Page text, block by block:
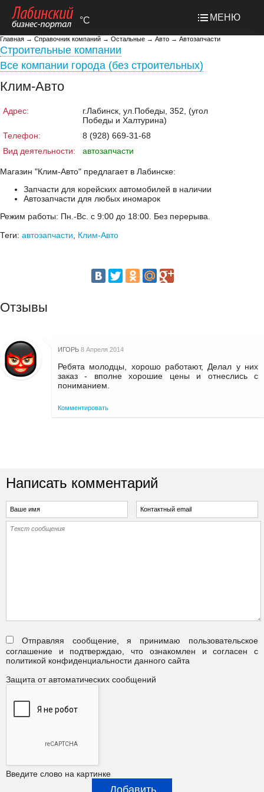
°C МЕНЮ
Главная → Справочник компаний → Остальные → Авто → Автозапчасти
Строительные компании
Все компании города (без строительных)
Клим-Авто
Адрес:
г.Лабинск, ул.Победы, 352, (угол
Победы и Халтурина)
Телефон:
8 (928) 669-31-68
Вид деятельности:
автозапчасти
Магазин "Клим-Авто" предлагает в Лабинске:
Запчасти для корейских автомобилей в наличии
Автозапчасти для любых иномарок
Режим работы: Пн.-Вс. с 9:00 до 18:00. Без перерыва.
Теги: автозапчасти Клим-Авто
Отзывы
ИГОРЬ 8 Апреля 2014
Ребята молодцы, хорошо работают, Делал у них
заказ - вполне хорошие цены и отнеслись с
пониманием.
Комментировать
Написать комментарий
Отправляя сообщение, я принимаю пользовательское
соглашение и подтверждаю, что ознакомлен и согласен с
политикой конфиденциальности данного сайта
Защита от автоматических сообщений
Введите слово на картинке